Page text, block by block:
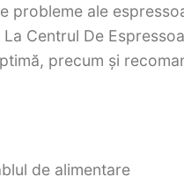
probleme ale
Centrul De
precum și
de alimentare